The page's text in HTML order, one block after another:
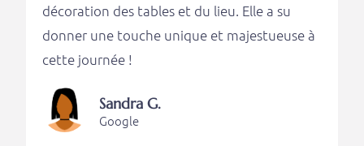
décoration des tables et du lieu. Elle a su
donner une touche unique et majestueuse à
cette journée !
Sandra G.
Google